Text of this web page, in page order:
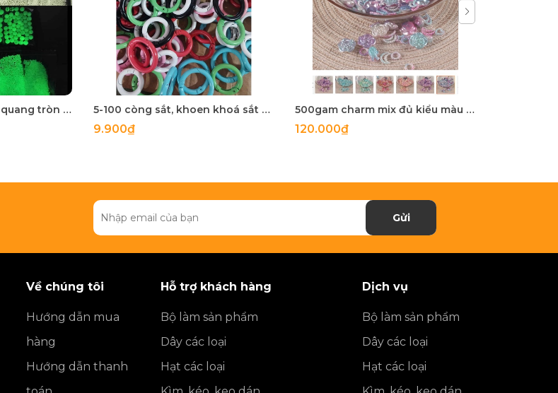
50 gam hạt nhựa dạ quang tròn đủ size 4mm, 5mm, 6mm, 8mm, 10mm, 12mm, 14mm, 16mm ,18mm , 10mm, 22mm, 25mm 5-100 còng sắt, khoen khoá sắt mix màu 20mm, 25mm, 28mm
9.900₫
500gam charm mix đủ kiểu màu ngọc trai, hạt charm mix đủ kiểu
120.000₫
Gửi
Về chúng tôi
Hướng dẫn mua
hàng
Hướng dẫn thanh
Hỗ trợ khách hàng
Bộ làm sản phẩm
Dây các loại
Hạt các loại
Dịch vụ
Bộ làm sản phẩm
Dây các loại
Hạt các loại